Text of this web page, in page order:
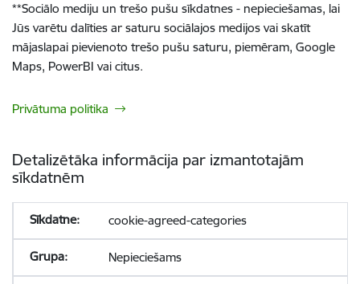
**Sociālo mediju un trešo pušu sīkdatnes - nepieciešamas, lai
Jūs varētu dalīties ar saturu sociālajos medijos vai skatīt
mājaslapai pievienoto trešo pušu saturu, piemēram, Google
Maps, PowerBI vai citus.
Privātuma politika
Detalizētāka informācija par izmantotajām
sīkdatnēm
cookie-agreed-categories
Nepieciešams